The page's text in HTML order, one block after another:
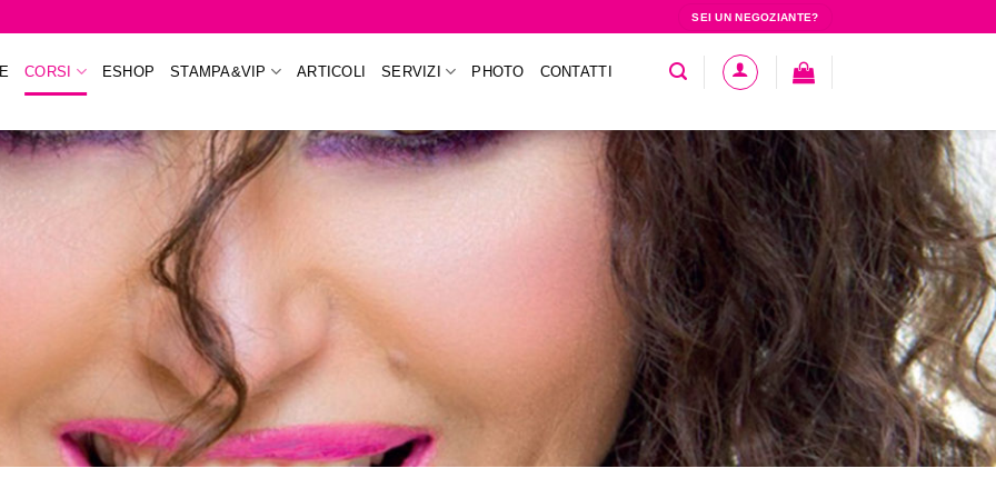
SEI UN NEGOZIANTE?
CORSI ESHOP STAMPA&VIP ARTICOLI SERVIZI PHOTO CONTATTI